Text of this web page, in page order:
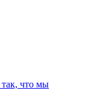
так, что мы